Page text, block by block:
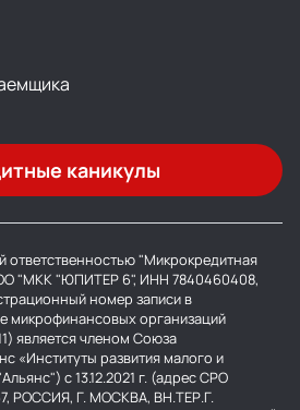
каникулы
ответственностью "Микрокредитная
"МКК "ЮПИТЕР 6", ИНН 7840460408,
номер записи в
микрофинансовых организаций
является членом Союза
«Институты развития малого и
с 13.12.2021 г. (адрес СРО
РОССИЯ, Г. МОСКВА, ВН.ТЕР.Г.